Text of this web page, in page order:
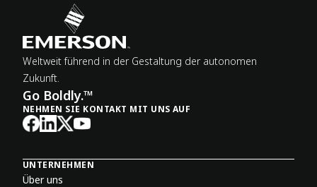
Weltweit führend in der Gestaltung der autonomen
Zukunft.
Go Boldly.™
NEHMEN SIE KONTAKT MIT UNS AUF
UNTERNEHMEN
Über uns